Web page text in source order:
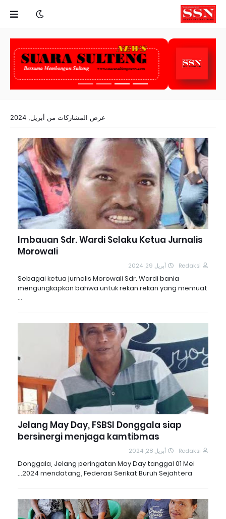
عرض المشاركات من أبريل, 2024
Imbauan Sdr. Wardi Selaku Ketua Jurnalis
Morowali
Redaksi أبريل 29, 2024
Sebagai ketua jurnalis Morowali Sdr. Wardi bania
mengungkapkan bahwa untuk rekan rekan yang memuat
…
Jelang May Day, FSBSI Donggala siap
bersinergi menjaga kamtibmas
Redaksi أبريل 28, 2024
Donggala, Jelang peringatan May Day tanggal 01 Mei
2024 mendatang, Federasi Serikat Buruh Sejahtera…